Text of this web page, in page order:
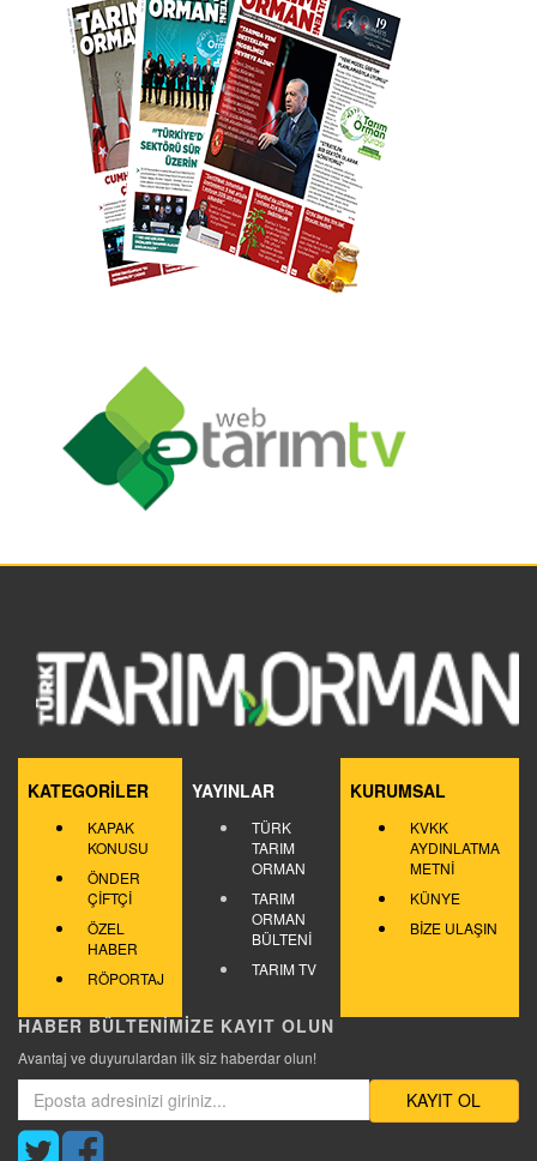
KATEGORİLER
KAPAK
KONUSU
ÖNDER
ÇİFTÇİ
ÖZEL
HABER
RÖPORTAJ
YAYINLAR
TÜRK
TARIM
ORMAN
TARIM
ORMAN
BÜLTENİ
TARIM TV
KURUMSAL
KVKK
AYDINLATMA
METNİ
KÜNYE
BİZE ULAŞIN
HABER BÜLTENİMİZE KAYIT OLUN
Avantaj ve duyurulardan ilk siz haberdar olun!
KAYIT OL